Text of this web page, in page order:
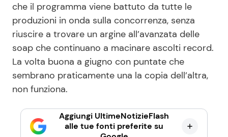
che il programma viene battuto da tutte le
produzioni in onda sulla concorrenza, senza
riuscire a trovare un argine all’avanzata delle
soap che continuano a macinare ascolti record.
La volta buona a giugno con puntate che
sembrano praticamente una la copia dell’altra,
non funziona.
Aggiungi UltimeNotizieFlash
alle tue fonti preferite su